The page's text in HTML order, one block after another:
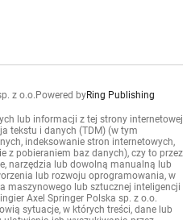
z o.o. Powered byRing Publishing
lub informacji z tej strony internetowej
tekstu i danych (TDM) (w tym
indeksowanie stron internetowych,
z pobieraniem baz danych), czy to przez
narzędzia lub dowolną manualną lub
lub rozwoju oprogramowania, w
maszynowego lub sztucznej inteligencji
Axel Springer Polska sp. z o.o.
sytuacje, w których treści, dane lub